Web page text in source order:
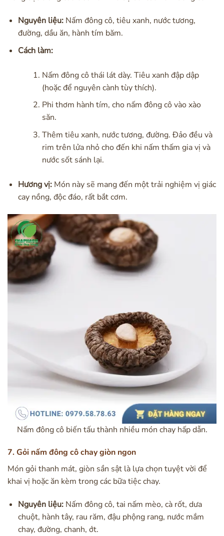
Nguyên liệu:Nấm đông cô, tiêu xanh, nước tương,
đường, dầu ăn, hành tím băm.
Cách làm:
Nấm đông cô thái lát dày. Tiêu xanh đập dập
(hoặc để nguyên cành tùy thích).
Phi thơm hành tím, cho nấm đông cô vào xào
săn.
Thêm tiêu xanh, nước tương, đường. Đảo đều và
rim trên lửa nhỏ cho đến khi nấm thấm gia vị và
nước sốt sánh lại.
Hương vị:Món này sẽ mang đến một trải nghiệm vị giác
cay nồng, độc đáo, rất bắt cơm.
Nấm đông cô biến tấu thành nhiều món chay hấp dẫn.
7. Gỏi nấm đông cô chay giòn ngon
Món gỏi thanh mát, giòn sần sật là lựa chọn tuyệt vời để
khai vị hoặc ăn kèm trong các bữa tiệc chay.
Nguyên liệu:Nấm đông cô, tai nấm mèo, cà rốt, dưa
chuột, hành tây, rau răm, đậu phộng rang, nước mắm
chay, đường, chanh, ớt.